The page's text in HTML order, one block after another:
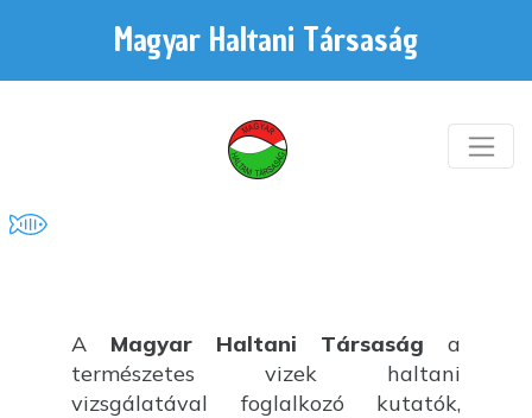
Magyar Haltani Társaság
A Magyar Haltani Társaság a
természetes vizek haltani
vizsgálatával foglalkozó kutatók,